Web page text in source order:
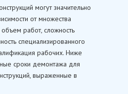
могут значительно
от множества
работ, сложность
специализированного
рабочих. Ниже
сроки демонтажа для
выраженные в